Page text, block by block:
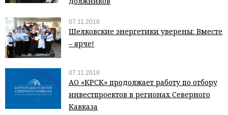
07.11.2018
Шелковские энергетики уверены: Вместе
– ярче!
07.11.2018
АО «КРСК» продолжает работу по отбору
инвестпроектов в регионах Северного
Кавказа